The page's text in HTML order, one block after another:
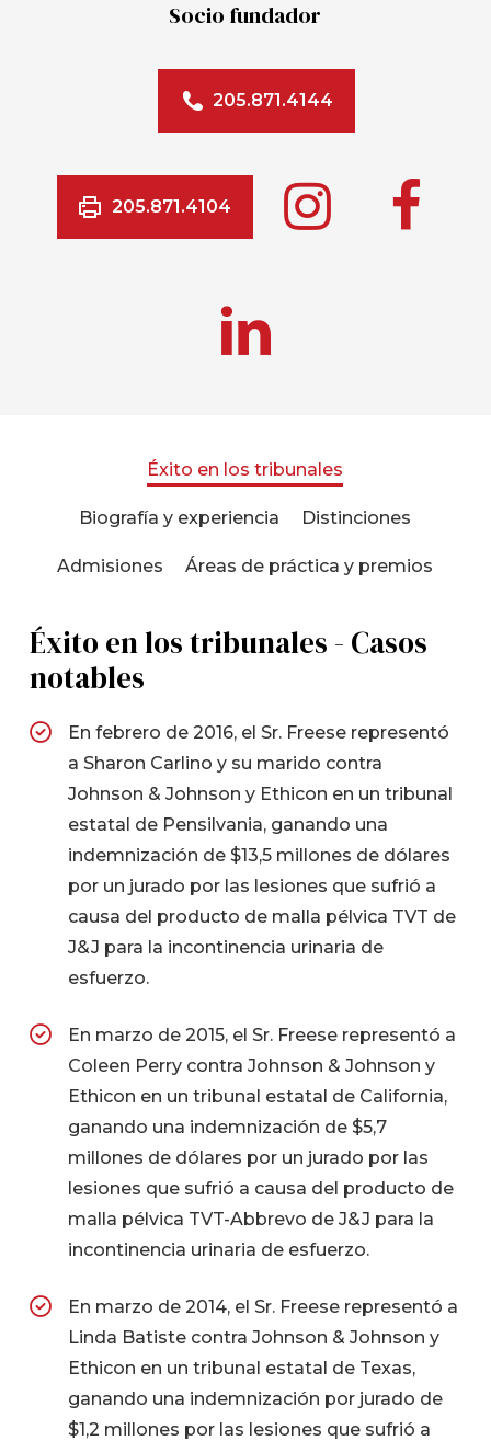
Socio fundador
205.871.4144
205.871.4104
Éxito en los tribunales
Biografía y experiencia Distinciones
Admisiones Áreas de práctica y premios
Éxito en los tribunales - Casos
notables
En febrero de 2016, el Sr. Freese representó
a Sharon Carlino y su marido contra
Johnson & Johnson y Ethicon en un tribunal
estatal de Pensilvania, ganando una
indemnización de $13,5 millones de dólares
por un jurado por las lesiones que sufrió a
causa del producto de malla pélvica TVT de
J&J para la incontinencia urinaria de
esfuerzo.
En marzo de 2015, el Sr. Freese representó a
Coleen Perry contra Johnson & Johnson y
Ethicon en un tribunal estatal de California,
ganando una indemnización de $5,7
millones de dólares por un jurado por las
lesiones que sufrió a causa del producto de
malla pélvica TVT-Abbrevo de J&J para la
incontinencia urinaria de esfuerzo.
En marzo de 2014, el Sr. Freese representó a
Linda Batiste contra Johnson & Johnson y
Ethicon en un tribunal estatal de Texas,
ganando una indemnización por jurado de
$1,2 millones por las lesiones que sufrió a